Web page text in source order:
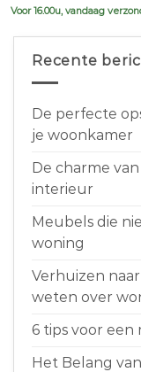
Voor 16.00u, vandaag
Recente
De perfecte
je woonkamer
De charme
interieur
Meubels die
woning
Verhuizen
weten over
6 tips voor
Het Belang